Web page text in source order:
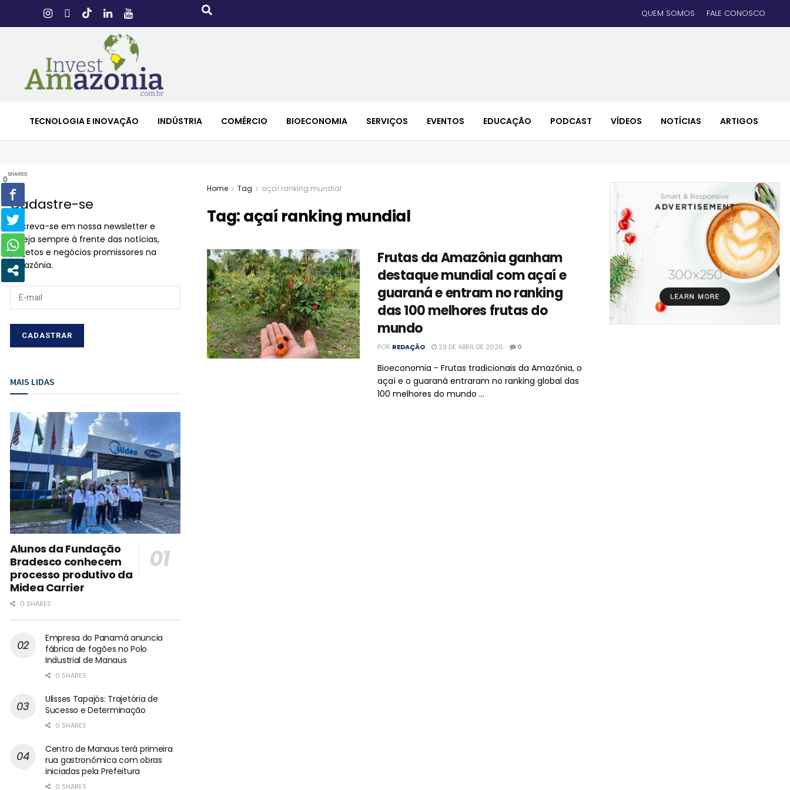
QUEM SOMOS FALE CONOSCO
TECNOLOGIA E INOVAÇÃO INDÚSTRIA COMÉRCIO BIOECONOMIA SERVIÇOS EVENTOS EDUCAÇÃO PODCAST VÍDEOS NOTÍCIAS ARTIGOS
Home Tag açaí ranking mundial
Tag:açaí ranking mundial
Frutas da Amazônia ganham
destaque mundial com açaí e
guaraná e entram no ranking
das 100 melhores frutas do
mundo
POR REDAÇÃO 29 DE ABRIL DE 2026 0
Bioeconomia - Frutas tradicionais da Amazônia, o
açaí e o guaraná entraram no ranking global das
100 melhores do mundo ...
Cadastre-se
Inscreva-se em nossa newsletter e
esteja sempre à frente das notícias,
projetos e negócios promissores na
Amazônia.
MAIS LIDAS
Alunos da Fundação
Bradesco conhecem
processo produtivo da
Midea Carrier
0 SHARES
Empresa do Panamá anuncia
fábrica de fogões no Polo
Industrial de Manaus
0 SHARES
Ulisses Tapajós: Trajetória de
Sucesso e Determinação
0 SHARES
Centro de Manaus terá primeira
rua gastronômica com obras
iniciadas pela Prefeitura
0 SHARES
0
SHARES